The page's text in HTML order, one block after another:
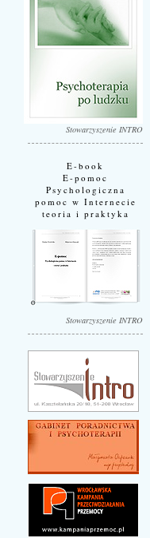
Stowarzyszenie INTRO
E-book
E-pomoc
Psychologiczna
pomoc w Internecie
teoria i praktyka
Stowarzyszenie INTRO